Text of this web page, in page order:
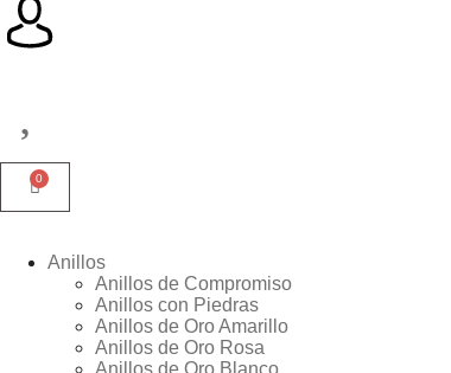
Anillos
Anillos de Compromiso
Anillos con Piedras
Anillos de Oro Amarillo
Anillos de Oro Rosa